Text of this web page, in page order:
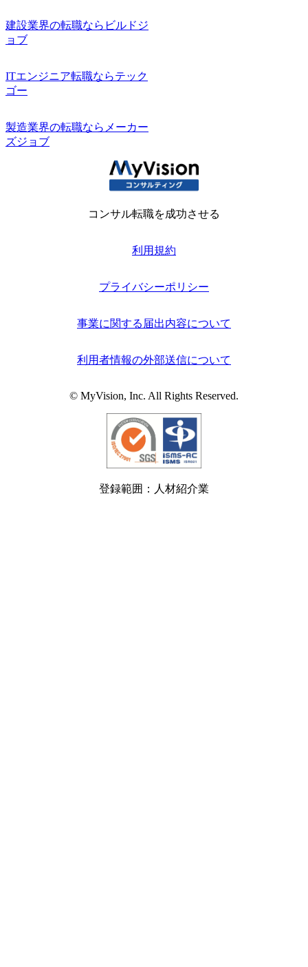
建設業界の転職ならビルドジ
ョブ
ITエンジニア転職ならテック
ゴー
製造業界の転職ならメーカー
ズジョブ
コンサル転職を成功させる
利用規約
プライバシーポリシー
事業に関する届出内容について
利用者情報の外部送信について
© MyVision, Inc. All Rights Reserved.
登録範囲：人材紹介業